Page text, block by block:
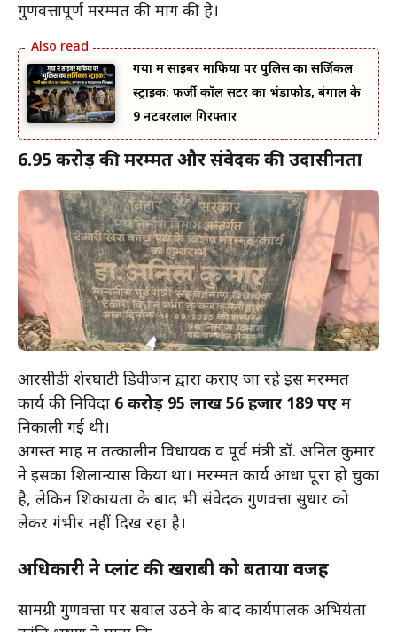
गुणवत्तापूर्ण मरम्मत की मांग की है।
गया में साइबर माफिया पर पुलिस का सर्जिकल
स्ट्राइक: फर्जी कॉल सेंटर का भंडाफोड़, बंगाल के
9 नटवरलाल गिरफ्तार
6.95 करोड़ की मरम्मत और संवेदक की उदासीनता
आरसीडी शेरघाटी डिवीजन द्वारा कराए जा रहे इस मरम्मत
कार्य की निविदा 6 करोड़ 95 लाख 56 हजार 189 रुपए में
निकाली गई थी।
अगस्त माह में तत्कालीन विधायक व पूर्व मंत्री डॉ. अनिल कुमार
ने इसका शिलान्यास किया था। मरम्मत कार्य आधा पूरा हो चुका
है, लेकिन शिकायतों के बाद भी संवेदक गुणवत्ता सुधार को
लेकर गंभीर नहीं दिख रहा है।
अधिकारी ने प्लांट की खराबी को बताया वजह
सामग्री गुणवत्ता पर सवाल उठने के बाद कार्यपालक अभियंता